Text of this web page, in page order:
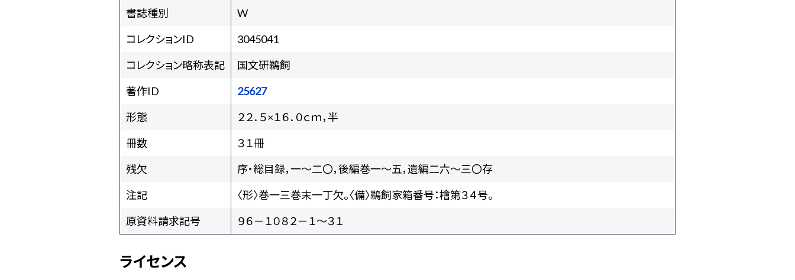
書誌種別
W
コレクションID
3045041
コレクション略称表記
国文研鵜飼
著作ID
25627
形態
２２．５×１６．０ｃｍ，半
冊数
３１冊
残欠
序・総目録，一～二〇，後編巻一～五，遺編二六～三〇存
注記
〈形〉巻一三巻末一丁欠。〈備〉鵜飼家箱番号：檜第３４号。
原資料請求記号
９６－１０８２－１～３１
ライセンス